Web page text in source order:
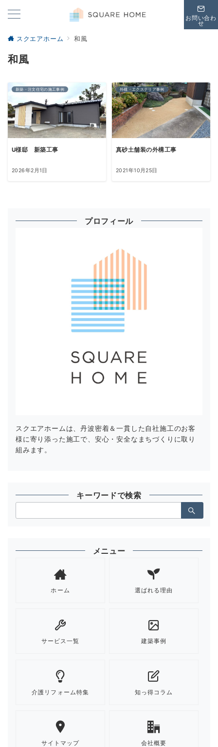
お問い合わ
せ
スクエアホーム 和風
和風
新築・注文住宅の施工事例
U様邸 新築工事
2026年2月1日
外構・エクステリア事例
真砂土舗装の外構工事
2021年10月25日
プロフィール
スクエアホームは、丹波密着＆一貫した自社施工のお客
様に寄り添った施工で、安心・安全なまちづくりに取り
組みます。
キーワードで検索
索：
メニュー
ホーム 選ばれる理由
サービス一覧 建築事例
介護リフォーム特集 知っ得コラム
サイトマップ 会社概要